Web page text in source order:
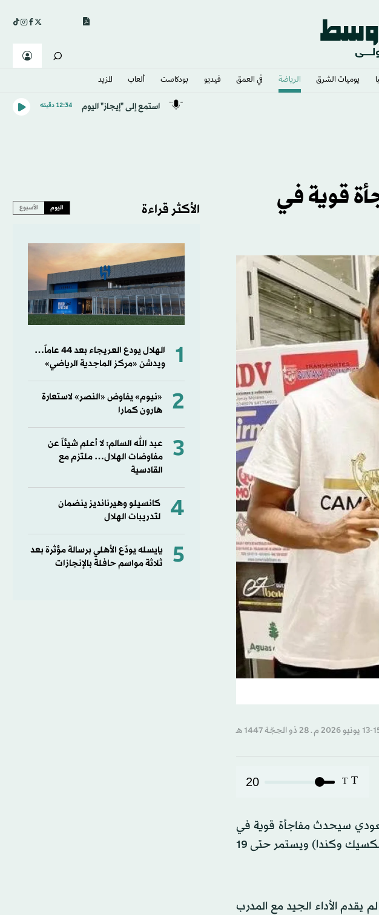
يوميات الشرق​ الرياضة في العمق فيديو بودكاست ألعاب المزيد
استمع إلى "إيجاز" اليوم 12:34 دقيقه
قوية في
T
T
20
سيحدث مفاجأة قوية في
كأس العالم لكرة القدم 2026، التي تستضيفها حالياً ثلاث دول (الولايات المتحدة الأميركية والمكسيك وكندا) ويستمر حتى 19
الأداء الجيد مع المدرب
الأكثر قراءة اليوم الأسبوع
1
الهلال يودع العريجاء بعد 44 عاماً…
ويدشن «مركز الماجدية الرياضي»
2
«نيوم» يفاوض «النصر» لاستعارة
هارون كمارا
3
عبد الله السالم: لا أعلم شيئاً عن
مفاوضات الهلال… ملتزم مع
القادسية
4
كانسيلو وهيرنانديز ينضمان
لتدريبات الهلال
5
يايسله يودّع الأهلي برسالة مؤثرة بعد
ثلاثة مواسم حافلة بالإنجازات